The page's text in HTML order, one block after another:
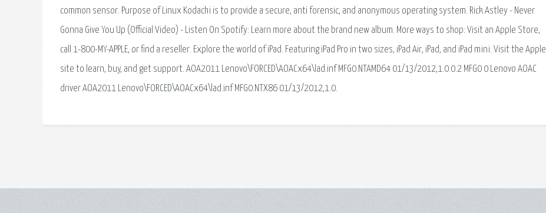
common sensor. Purpose of Linux Kodachi is to provide a secure, anti forensic, and anonymous operating system. Rick Astley - Never
Gonna Give You Up (Official Video) - Listen On Spotify: Learn more about the brand new album. More ways to shop: Visit an Apple Store,
call 1-800-MY-APPLE, or find a reseller. Explore the world of iPad. Featuring iPad Pro in two sizes, iPad Air, iPad, and iPad mini. Visit the Apple
site to learn, buy, and get support. AOA2011 Lenovo\FORCED\AOACx64\lad.inf MFG0.NTAMD64 01/13/2012,1.0.0.2 MFG0 0 Lenovo AOAC
driver AOA2011 Lenovo\FORCED\AOACx64\lad.inf MFG0.NTX86 01/13/2012,1.0.